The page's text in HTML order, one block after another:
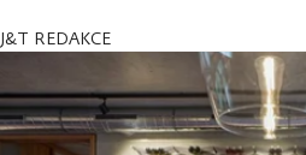
J&T REDAKCE